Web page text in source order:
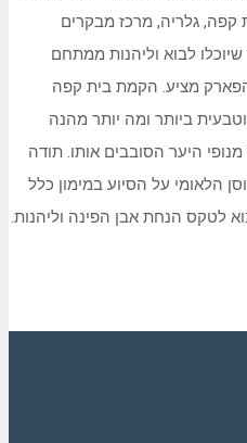
גלריה, מרכז מבקרים
לבוא וליהנות ממתחם
מציע. הקמת בית קפה
ביותר ומה יותר מהנה
היער הסובבים אותו. תודה
הלאומי על הסיוע במימון כלל
לטקס הנחת אבן הפינה וליהנות.